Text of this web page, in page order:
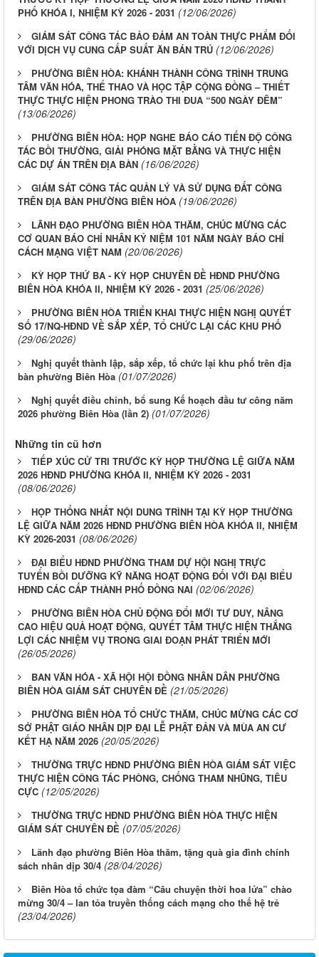
PHỐ KHÓA I, NHIỆM KỲ 2026 - 2031 (12/06/2026)
GIÁM SÁT CÔNG TÁC BẢO ĐẢM AN TOÀN THỰC PHẨM ĐỐI
VỚI DỊCH VỤ CUNG CẤP SUẤT ĂN BÁN TRÚ (12/06/2026)
PHƯỜNG BIÊN HÒA: KHÁNH THÀNH CÔNG TRÌNH TRUNG
TÂM VĂN HÓA, THỂ THAO VÀ HỌC TẬP CỘNG ĐỒNG – THIẾT
THỰC THỰC HIỆN PHONG TRÀO THI ĐUA “500 NGÀY ĐÊM”
(13/06/2026)
PHƯỜNG BIÊN HÒA: HỌP NGHE BÁO CÁO TIẾN ĐỘ CÔNG
TÁC BỒI THƯỜNG, GIẢI PHÓNG MẶT BẰNG VÀ THỰC HIỆN
CÁC DỰ ÁN TRÊN ĐỊA BÀN (16/06/2026)
GIÁM SÁT CÔNG TÁC QUẢN LÝ VÀ SỬ DỤNG ĐẤT CÔNG
TRÊN ĐỊA BÀN PHƯỜNG BIÊN HÒA (19/06/2026)
LÃNH ĐẠO PHƯỜNG BIÊN HÒA THĂM, CHÚC MỪNG CÁC
CƠ QUAN BÁO CHÍ NHÂN KỶ NIỆM 101 NĂM NGÀY BÁO CHÍ
CÁCH MẠNG VIỆT NAM (20/06/2026)
KỲ HỌP THỨ BA - KỲ HỌP CHUYÊN ĐỀ HĐND PHƯỜNG
BIÊN HÒA KHÓA II, NHIỆM KỲ 2026 - 2031 (25/06/2026)
PHƯỜNG BIÊN HÒA TRIỂN KHAI THỰC HIỆN NGHỊ QUYẾT
SỐ 17/NQ-HĐND VỀ SẮP XẾP, TỔ CHỨC LẠI CÁC KHU PHỐ
(29/06/2026)
Nghị quyết thành lập, sắp xếp, tổ chức lại khu phố trên địa
bàn phường Biên Hòa (01/07/2026)
Nghị quyết điều chỉnh, bổ sung Kế hoạch đầu tư công năm
2026 phường Biên Hòa (lần 2) (01/07/2026)
Những tin cũ hơn
TIẾP XÚC CỬ TRI TRƯỚC KỲ HỌP THƯỜNG LỆ GIỮA NĂM
2026 HĐND PHƯỜNG KHÓA II, NHIỆM KỲ 2026 - 2031
(08/06/2026)
HỌP THỐNG NHẤT NỘI DUNG TRÌNH TẠI KỲ HỌP THƯỜNG
LỆ GIỮA NĂM 2026 HĐND PHƯỜNG BIÊN HÒA KHÓA II, NHIỆM
KỲ 2026-2031 (08/06/2026)
ĐẠI BIỂU HĐND PHƯỜNG THAM DỰ HỘI NGHỊ TRỰC
TUYẾN BỒI DƯỠNG KỸ NĂNG HOẠT ĐỘNG ĐỐI VỚI ĐẠI BIỂU
HĐND CÁC CẤP THÀNH PHỐ ĐỒNG NAI (02/06/2026)
PHƯỜNG BIÊN HÒA CHỦ ĐỘNG ĐỔI MỚI TƯ DUY, NÂNG
CAO HIỆU QUẢ HOẠT ĐỘNG, QUYẾT TÂM THỰC HIỆN THẮNG
LỢI CÁC NHIỆM VỤ TRONG GIAI ĐOẠN PHÁT TRIỂN MỚI
(26/05/2026)
BAN VĂN HÓA - XÃ HỘI HỘI ĐỒNG NHÂN DÂN PHƯỜNG
BIÊN HÒA GIÁM SÁT CHUYÊN ĐỀ (21/05/2026)
PHƯỜNG BIÊN HÒA TỔ CHỨC THĂM, CHÚC MỪNG CÁC CƠ
SỞ PHẬT GIÁO NHÂN DỊP ĐẠI LỄ PHẬT ĐẢN VÀ MÙA AN CƯ
KẾT HẠ NĂM 2026 (20/05/2026)
THƯỜNG TRỰC HĐND PHƯỜNG BIÊN HÒA GIÁM SÁT VIỆC
THỰC HIỆN CÔNG TÁC PHÒNG, CHỐNG THAM NHŨNG, TIÊU
CỰC (12/05/2026)
THƯỜNG TRỰC HĐND PHƯỜNG BIÊN HÒA THỰC HIỆN
GIÁM SÁT CHUYÊN ĐỀ (07/05/2026)
Lãnh đạo phường Biên Hòa thăm, tặng quà gia đình chính
sách nhân dịp 30/4 (28/04/2026)
Biên Hòa tổ chức tọa đàm “Câu chuyện thời hoa lửa” chào
mừng 30/4 – lan tỏa truyền thống cách mạng cho thế hệ trẻ
(23/04/2026)